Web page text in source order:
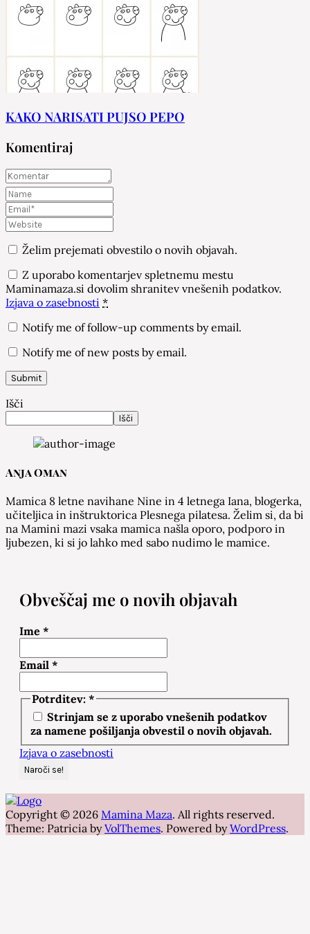
KAKO NARISATI PUJSO PEPO
Komentiraj
Želim prejemati obvestilo o novih objavah.
Z uporabo komentarjev spletnemu mestu
Maminamaza.si dovolim shranitev vnešenih podatkov.
Izjava o zasebnosti *
Notify me of follow-up comments by email.
Notify me of new posts by email.
Išči
Išči
Anja Oman
Mamica 8 letne navihane Nine in 4 letnega Iana, blogerka,
učiteljica in inštruktorica Plesnega pilatesa. Želim si, da bi
na Mamini mazi vsaka mamica našla oporo, podporo in
ljubezen, ki si jo lahko med sabo nudimo le mamice.
Obveščaj me o novih objavah
Ime *
Email *
Potrditev: *
Strinjam se z uporabo vnešenih podatkov
za namene pošiljanja obvestil o novih objavah.
Izjava o zasebnosti
Copyright © 2026 Mamina Maza. All rights reserved.
Theme: Patricia byVolThemes. Powered byWordPress.